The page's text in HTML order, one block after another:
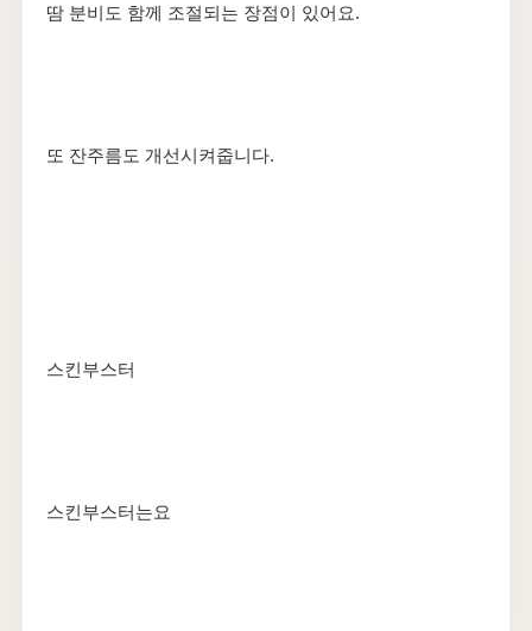
​땀 분비도 함께 조절되는 장점이 있어요.
​또 잔주름도 개선시켜줍니다.
스킨부스터
스킨부스터는요